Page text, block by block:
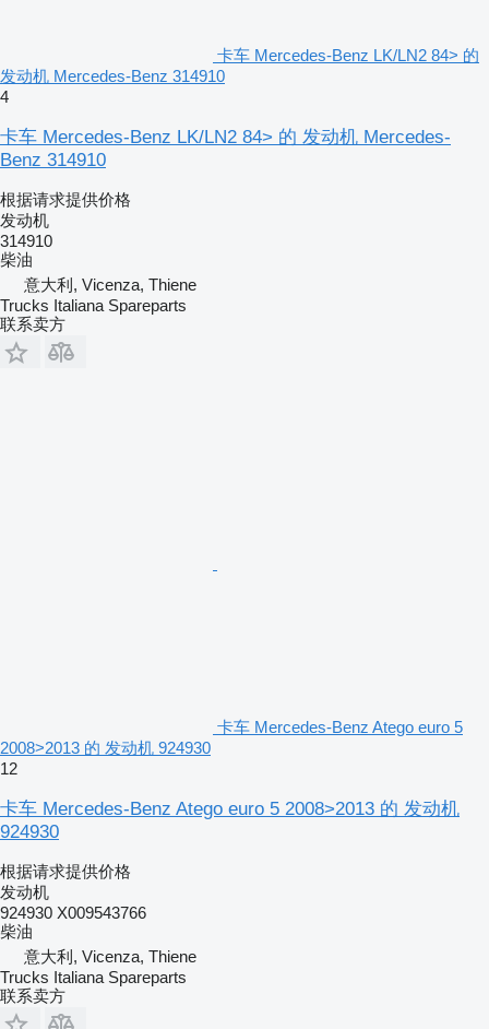
卡车 Mercedes-Benz LK/LN2 84> 的
发动机 Mercedes-Benz 314910
4
卡车 Mercedes-Benz LK/LN2 84> 的 发动机 Mercedes-
Benz 314910
根据请求提供价格
发动机
314910
柴油
意大利, Vicenza, Thiene
Trucks Italiana Spareparts
联系卖方
卡车 Mercedes-Benz Atego euro 5
2008>2013 的 发动机 924930
12
卡车 Mercedes-Benz Atego euro 5 2008>2013 的 发动机
924930
根据请求提供价格
发动机
924930 X009543766
柴油
意大利, Vicenza, Thiene
Trucks Italiana Spareparts
联系卖方